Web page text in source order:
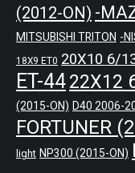
(2012-ON) -
MITSUBISHI TRITON -
18X9 ET0 20X10 6/
ET-4422X12
(2015-ON) D40 2006-
FORTUNER
light NP300 (2015-ON)